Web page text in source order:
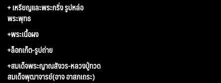
+ เหรียญและพระกริ่ง รูปหล่อ
พระพุทธ
+พระเนื้อผง
+ล็อกเก็ต-รูปถ่าย
+สมเด็จพระญาณสังวร-หลวงปู่ทวด
สมเด็จพุฒาจารย์(อาจ อาสภเถระ)